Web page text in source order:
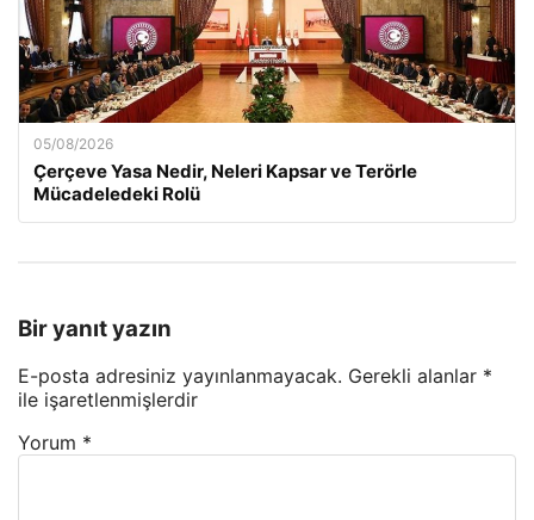
05/08/2026
Çerçeve Yasa Nedir, Neleri Kapsar ve Terörle
Mücadeledeki Rolü
Bir yanıt yazın
E-posta adresiniz yayınlanmayacak. Gerekli alanlar *
ile işaretlenmişlerdir
Yorum *